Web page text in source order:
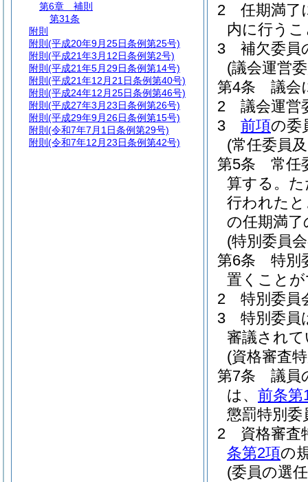
2
任期満了
内に行う
3
補欠委員
(議会運営
第4条
議会
2
議会運営
3
前項の委
(常任委員
第5条
常任
算する。 た
行われた
の任期満
(特別委員
第6条
特別
置くこと
2
特別委員
3
特別委員
審議され
(資格審査
第7条
議員
は、 前条第
懲罰特別
2
資格審査
条第2項の
(委員の選
第6章
補則
第31条
附則
附則 (平成20年9月25日条例第25号)
附則 (平成21年3月12日条例第2号)
附則 (平成21年5月29日条例第14号)
附則 (平成21年12月21日条例第40号)
附則 (平成24年12月25日条例第46号)
附則 (平成27年3月23日条例第26号)
附則 (平成29年9月26日条例第15号)
附則 (令和7年7月1日条例第29号)
附則 (令和7年12月23日条例第42号)